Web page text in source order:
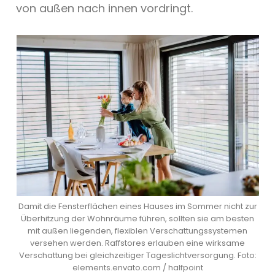
von außen nach innen vordringt.
Damit die Fensterflächen eines Hauses im Sommer nicht zur
Überhitzung der Wohnräume führen, sollten sie am besten
mit außen liegenden, flexiblen Verschattungssystemen
versehen werden. Raffstores erlauben eine wirksame
Verschattung bei gleichzeitiger Tageslichtversorgung. Foto:
elements.envato.com / halfpoint